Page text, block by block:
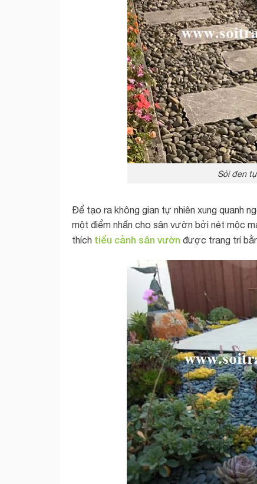
Sỏi đen
Để tạo ra không gian tự nhiên xung quanh
một điểm nhấn cho sân vườn bởi nét mộc
thích tiểu cảnh sân vườn được trang trí